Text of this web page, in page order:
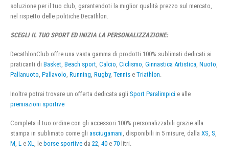
soluzione per il tuo club, garantendoti la miglior qualità prezzo sul mercato,
nel rispetto delle politiche Decathlon.
SCEGLI IL TUO SPORT ED INIZIA LA PERSONALIZZAZIONE:
DecathlonClub offre una vasta gamma di prodotti 100% sublimati dedicati ai
praticanti di Basket, Beach sport, Calcio, Ciclismo, Ginnastica Artistica, Nuoto,
Pallanuoto, Pallavolo, Running, Rugby, Tennis e Triathlon.
Inoltre potrai trovare un offerta dedicata agli Sport Paralimpici e alle
premiazioni sportive
Completa il tuo ordine con gli accessori 100% personalizzabili grazie alla
stampa in sublimato come gli asciugamani , disponibili in 5 misure, dalla XS S
M L e XL , le borse sportive da 22 40 e 70 litri.